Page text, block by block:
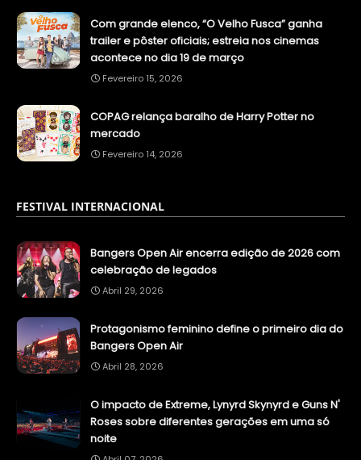
Com grande elenco, “O Velho Fusca” ganha
trailer e pôster oficiais; estreia nos cinemas
acontece no dia 19 de março
Fevereiro 15, 2026
COPAG relança baralho de Harry Potter no
mercado
Fevereiro 14, 2026
FESTIVAL INTERNACIONAL
Bangers Open Air encerra edição de 2026 com
celebração de legados
Abril 29, 2026
Protagonismo feminino define o primeiro dia do
Bangers Open Air
Abril 28, 2026
O impacto de Extreme, Lynyrd Skynyrd e Guns N'
Roses sobre diferentes gerações em uma só
noite